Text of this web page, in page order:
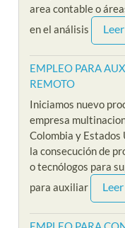
area contable o
en el análisis
Leer
EMPLEO PARA
REMOTO
Iniciamos nuevo
empresa
Colombia y Estados
la consecución de
o tecnólogos para
para auxiliar